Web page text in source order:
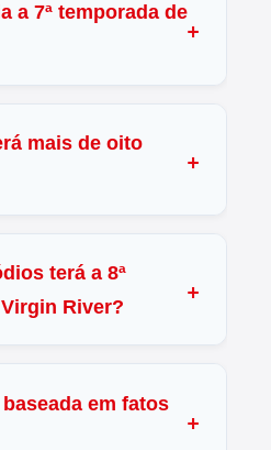
a 7ª temporada de
mais de oito
terá a 8ª
River?
em fatos